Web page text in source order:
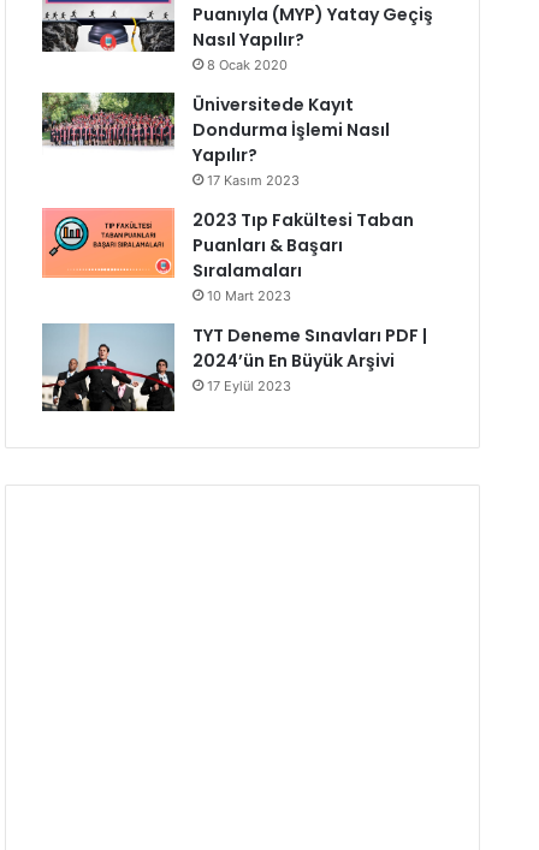
Puanıyla (MYP) Yatay Geçiş
Nasıl Yapılır?
8 Ocak 2020
Üniversitede Kayıt
Dondurma İşlemi Nasıl
Yapılır?
17 Kasım 2023
2023 Tıp Fakültesi Taban
Puanları & Başarı
Sıralamaları
10 Mart 2023
TYT Deneme Sınavları PDF |
2024’ün En Büyük Arşivi
17 Eylül 2023